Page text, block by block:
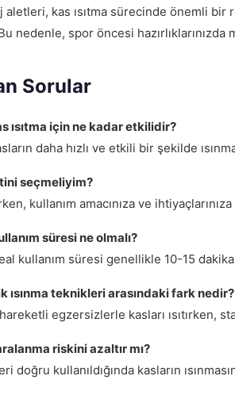
aletleri, kas ısıtma sürecinde önemli
nedenle, spor öncesi
Sorular
ısıtma için ne kadar etkilidir?
daha hızlı ve etkili bir şekilde
seçmeliyim?
kullanım amacınıza ve
süresi ne olmalı?
kullanım süresi genellikle 10-15
ısınma teknikleri arasındaki fark nedir?
hareketli egzersizlerle kasları
riskini azaltır mı?
doğru kullanıldığında kasların